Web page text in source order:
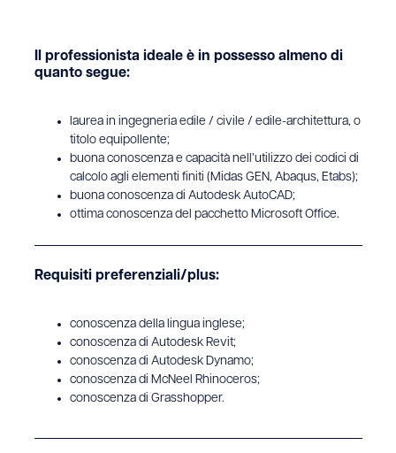
Il professionista ideale è in possesso almeno di
quanto segue:
laurea in ingegneria edile / civile / edile-architettura, o
titolo equipollente;
buona conoscenza e capacità nell’utilizzo dei codici di
calcolo agli elementi finiti (Midas GEN, Abaqus, Etabs);
buona conoscenza di Autodesk AutoCAD;
ottima conoscenza del pacchetto Microsoft Office.
Requisiti preferenziali/plus:
conoscenza della lingua inglese;
conoscenza di Autodesk Revit;
conoscenza di Autodesk Dynamo;
conoscenza di McNeel Rhinoceros;
conoscenza di Grasshopper.